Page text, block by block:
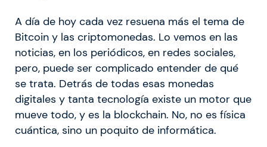
A día de hoy cada vez resuena más el tema de
Bitcoin y las criptomonedas. Lo vemos en las
noticias, en los periódicos, en redes sociales,
pero, puede ser complicado entender de qué
se trata. Detrás de todas esas monedas
digitales y tanta tecnología existe un motor que
mueve todo, y es la blockchain. No, no es física
cuántica, sino un poquito de informática.